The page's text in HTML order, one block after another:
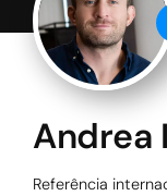
Andrea
Referência